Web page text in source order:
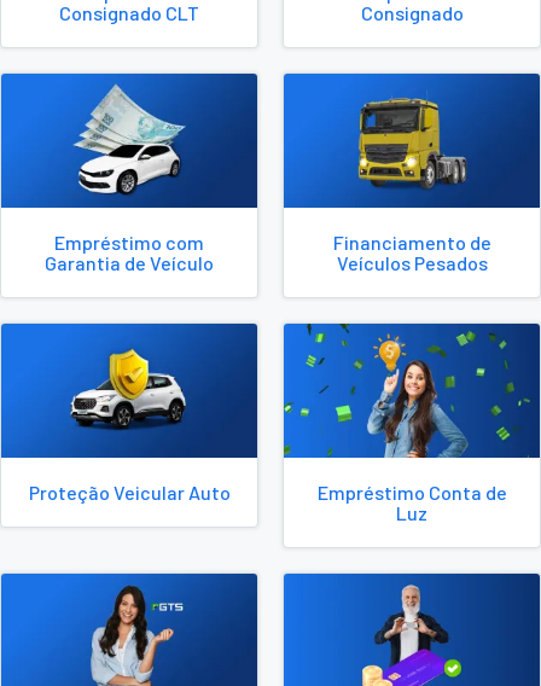
Consignado CLT
Consignado
Empréstimo com
Garantia de Veículo
Financiamento de
Veículos Pesados
Proteção Veicular Auto
Empréstimo Conta de
Luz